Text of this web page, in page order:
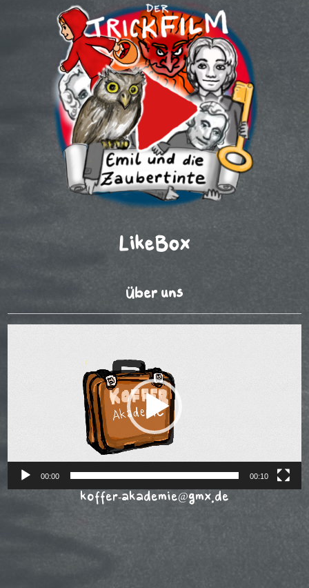
LikeBox
Über uns
00:00 00:10
koffer-akademie@gmx.de